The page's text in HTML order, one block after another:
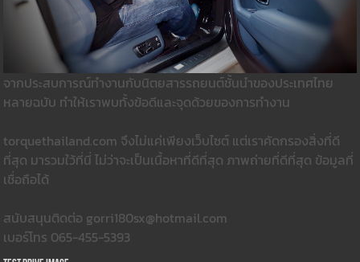
จากประสบการณ์ทำงานกับนิตยสารรถยนต์ชั้นนำของประเทศไทย
หลายฉบับ ทำให้เราพบทั้งข้อดีและจุดด้วยของการทำงาน
torquethailand.com จึงไม่แค่เพียงเว็บไซต์ แต่เราคัดกรองสิ่งที่ดี
ที่สุด มารวมใว้ที่นี่ ไม่ว่าจะเป็นเนื้อหาที่ดีที่สุด ภาพถ่ายที่ดีที่สุด ข้อมูลที่
เชื่อถือได้
สนับสนุนติดต่อ gorri180sx@hotmail.com
เบอร์โทร 065-455-5393